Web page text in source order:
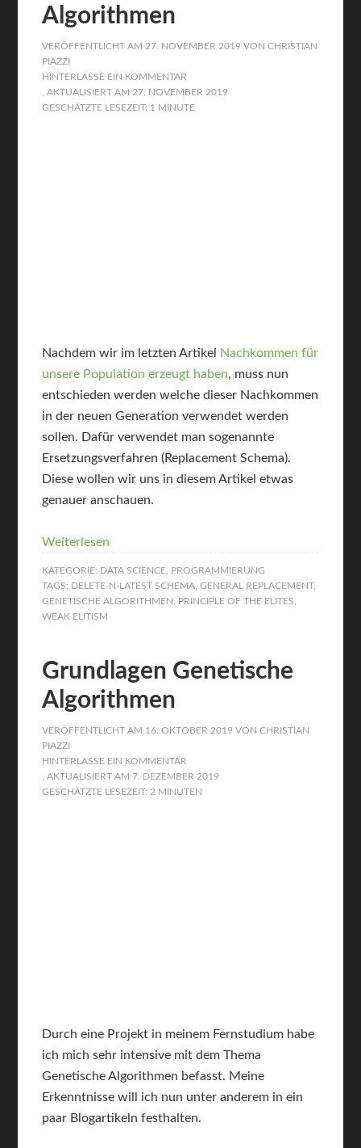
Algorithmen
VERÖFFENTLICHT AM 27. NOVEMBER 2019 VONCHRISTIAN
PIAZZI
HINTERLASSE EIN KOMMENTAR
, AKTUALISIERT AM 27. NOVEMBER 2019
GESCHÄTZTE LESEZEIT: 1 MINUTE
Nachdem wir im letzten Artikel
Nachkommen für
unsere Population erzeugt haben, muss nun
entschieden werden welche dieser Nachkommen
in der neuen Generation verwendet werden
sollen. Dafür verwendet man sogenannte
Ersetzungsverfahren (Replacement Schema).
Diese wollen wir uns in diesem Artikel etwas
genauer anschauen.
Weiterlesen
KATEGORIE: DATA SCIENCE
PROGRAMMIERUNG
TAGS: DELETE-N-LATEST SCHEMA ,GENERAL REPLACEMENT,
GENETISCHE ALGORITHMEN
PRINCIPLE OF THE ELITES
WEAK ELITISM
Grundlagen Genetische
Algorithmen
VERÖFFENTLICHT AM 16. OKTOBER 2019 VONCHRISTIAN
PIAZZI
HINTERLASSE EIN KOMMENTAR
, AKTUALISIERT AM7. DEZEMBER 2019
GESCHÄTZTE LESEZEIT: 2 MINUTEN
Durch eine Projekt in meinem Fernstudium habe
ich mich sehr intensive mit dem Thema
Genetische Algorithmen befasst. Meine
Erkenntnisse will ich nun unter anderem in ein
paar Blogartikeln festhalten.